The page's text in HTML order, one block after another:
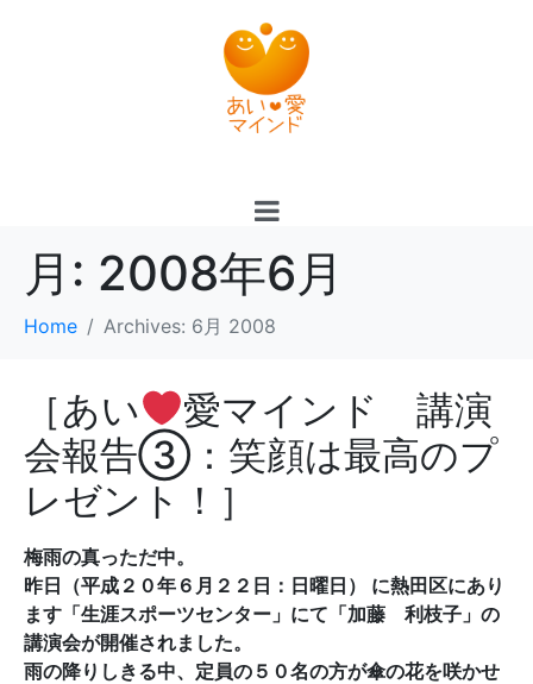
月: 2008年6月
Home Archives: 6月 2008
［あい
愛マインド 講演
会報告③：笑顔は最高のプ
レゼント！］
梅雨の真っただ中。
昨日（平成２０年６月２２日：日曜日） に熱田区にあり
ます「生涯スポーツセンター」にて「加藤 利枝子」の
講演会が開催されました。
雨の降りしきる中、定員の５０名の方が傘の花を咲かせ